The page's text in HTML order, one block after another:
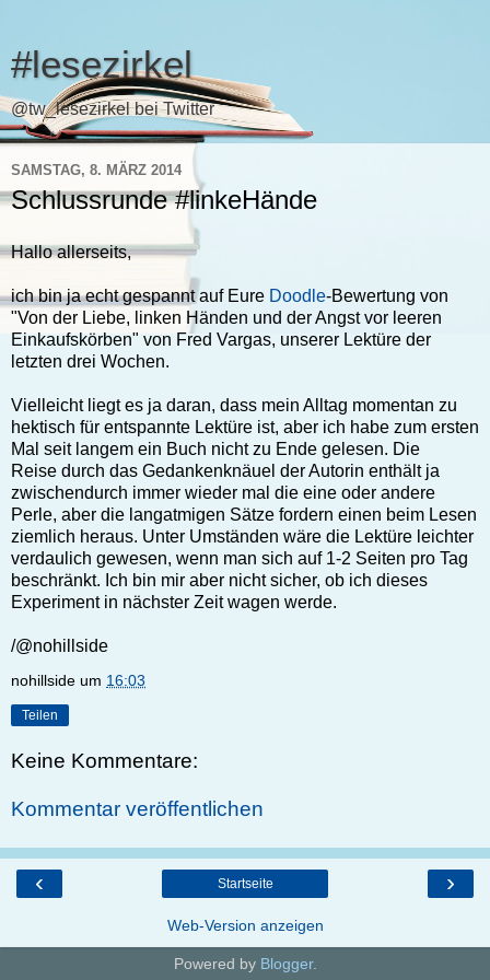
#lesezirkel
@tw_lesezirkel bei Twitter
SAMSTAG, 8. MÄRZ 2014
Schlussrunde #linkeHände
Hallo allerseits,
ich bin ja echt gespannt auf Eure Doodle-Bewertung von
"Von der Liebe, linken Händen und der Angst vor leeren
Einkaufskörben" von Fred Vargas, unserer Lektüre der
letzten drei Wochen.
Vielleicht liegt es ja daran, dass mein Alltag momentan zu
hektisch für entspannte Lektüre ist, aber ich habe zum ersten
Mal seit langem ein Buch nicht zu Ende gelesen. Die
Reise durch das Gedankenknäuel der Autorin enthält ja
zwischendurch immer wieder mal die eine oder andere
Perle, aber die langatmigen Sätze fordern einen beim Lesen
ziemlich heraus. Unter Umständen wäre die Lektüre leichter
verdaulich gewesen, wenn man sich auf 1-2 Seiten pro Tag
beschränkt. Ich bin mir aber nicht sicher, ob ich dieses
Experiment in nächster Zeit wagen werde.
/@nohillside
nohillside um 16:03
Teilen
Keine Kommentare:
Kommentar veröffentlichen
‹ ›
Startseite
Web-Version anzeigen
Powered by Blogger.